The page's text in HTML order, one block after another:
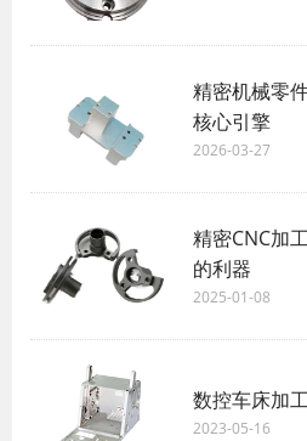
精密机械零
核心引擎
2026-03-27
精密CNC加
的利器
2025-01-08
数控车床加
2023-05-16